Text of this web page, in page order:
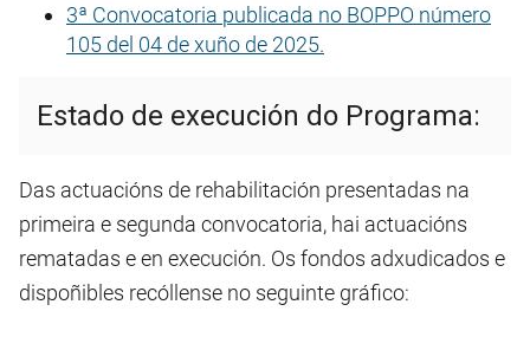
3ª Convocatoria publicada no BOPPO número
105 del 04 de xuño de 2025.
Estado de execución do Programa:
Das actuacións de rehabilitación presentadas na
primeira e segunda convocatoria, hai actuacións
rematadas e en execución. Os fondos adxudicados e
dispoñibles recóllense no seguinte gráfico: